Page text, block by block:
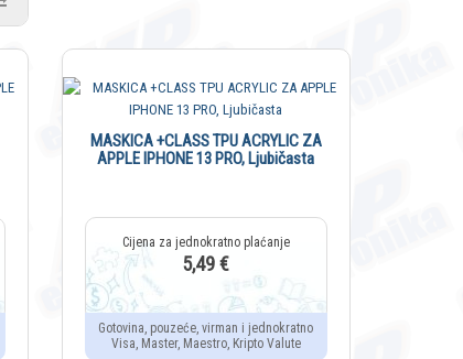
MASKICA +CLASS TPU ACRYLIC ZA
APPLE IPHONE 13 PRO, Ljubičasta
5,49 €
Gotovina, pouzeće, virman i jednokratno
Visa, Master, Maestro, Kripto Valute